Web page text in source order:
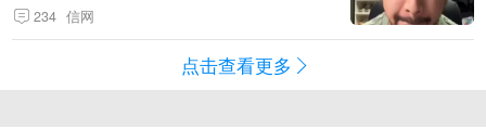
234 信网
点击查看更多